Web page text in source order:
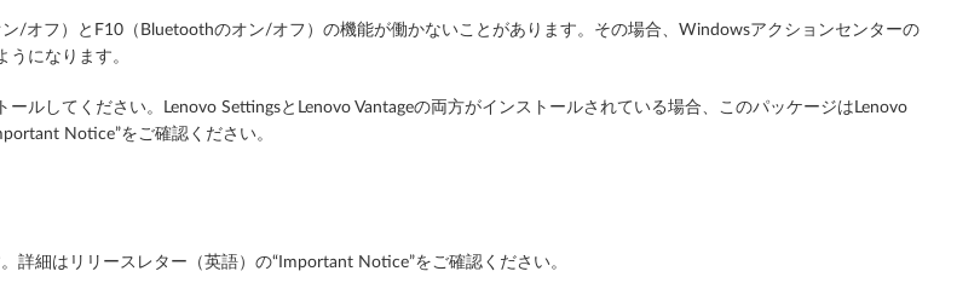
/オフ）とF10（Bluetoothのオン/オフ）の機能が働かないことがあります。その場合、Windowsアクションセンターの
になります。
ルしてください。Lenovo SettingsとLenovo Vantageの両方がインストールされている場合、このパッケージはLenovo
Notice”をご確認ください。
細はリリースレター（英語）の“Important Notice”をご確認ください。